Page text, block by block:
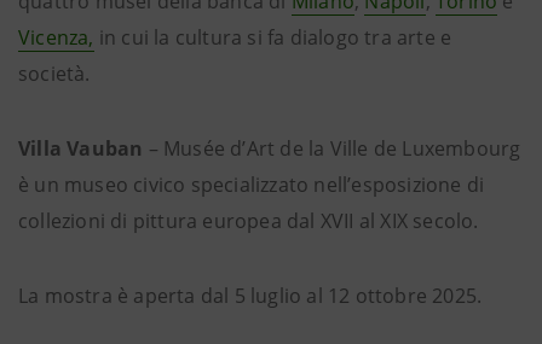
Vicenza, in cui la cultura si fa dialogo tra arte e
società.
Villa Vauban – Musée d’Art de la Ville de Luxembourg
è un museo civico specializzato nell’esposizione di
collezioni di pittura europea dal XVII al XIX secolo.
La mostra è aperta dal 5 luglio al 12 ottobre 2025.